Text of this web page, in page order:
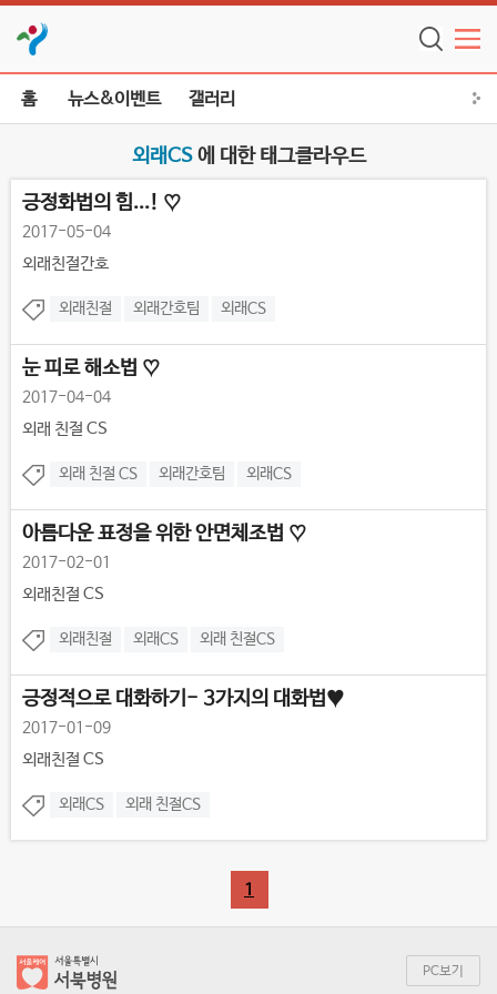
홈 뉴스&이벤트 갤러리
외래CS에 대한 태그클라우드
긍정화법의 힘...! ♡
2017-05-04
외래친절간호
외래친절 외래간호팀 외래CS
눈 피로 해소법 ♡
2017-04-04
외래 친절 CS
외래 친절 CS 외래간호팀 외래CS
아름다운 표정을 위한 안면체조법 ♡
2017-02-01
외래친절 CS
외래친절 외래CS 외래 친절CS
긍정적으로 대화하기- 3가지의 대화법♥
2017-01-09
외래친절 CS
외래CS 외래 친절CS
1
PC보기